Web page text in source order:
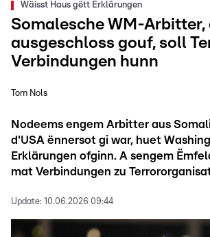
Wäisst Haus gëtt Erklärungen
Somalesche WM-Arbitter,
ausgeschloss gouf, soll
Verbindungen hunn
Tom Nols
Nodeems engem Arbitter aus
d'USA ënnersot gi war, huet
Erklärungen ofginn. A sengem
mat Verbindungen zu
Update: 10.06.2026 09:44